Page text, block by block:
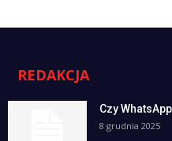
REDAKCJA
Czy
8 grudnia 2025